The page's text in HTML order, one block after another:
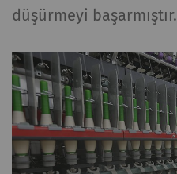
düşürmeyi başarmıştır.